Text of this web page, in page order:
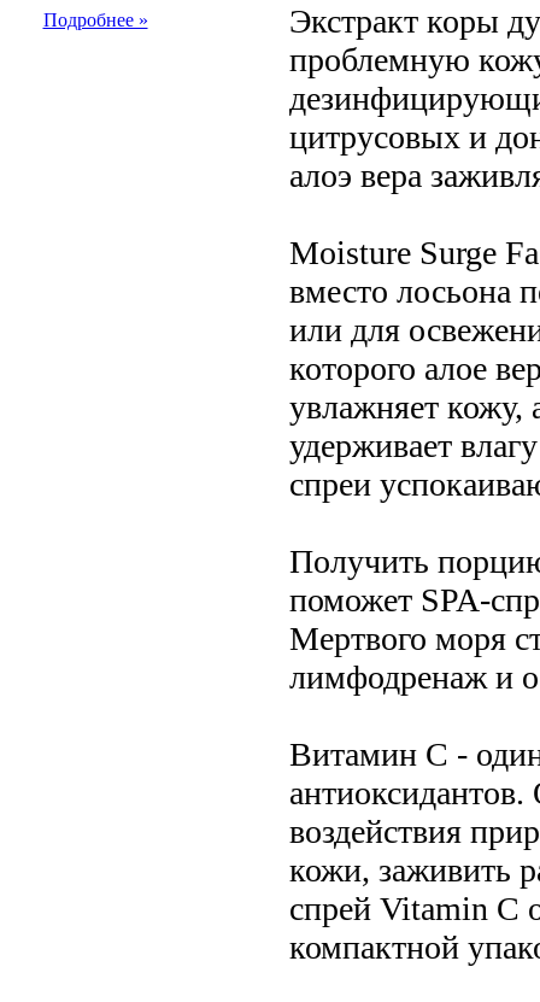
Подробнее »
Экстракт коры
проблемную
цитрусовых и
алоэ вера
Moisture Surge
вместо лосьона
или для
которого алое
увлажняет кожу,
удерживает
спреи
Получить
поможет SPA-
Мертвого моря
лимфодренаж и
Витамин С -
воздействия
кожи, заживить
спрей Vitamin C
компактной